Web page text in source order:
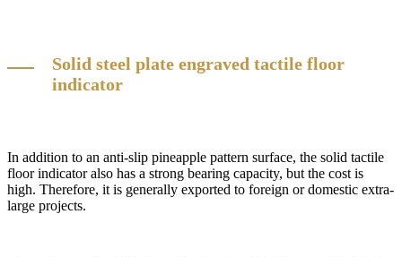
Solid steel plate engraved tactile floor
indicator
In addition to an anti-slip pineapple pattern surface, the solid tactile
floor indicator also has a strong bearing capacity, but the cost is
high. Therefore, it is generally exported to foreign or domestic extra-
large projects.